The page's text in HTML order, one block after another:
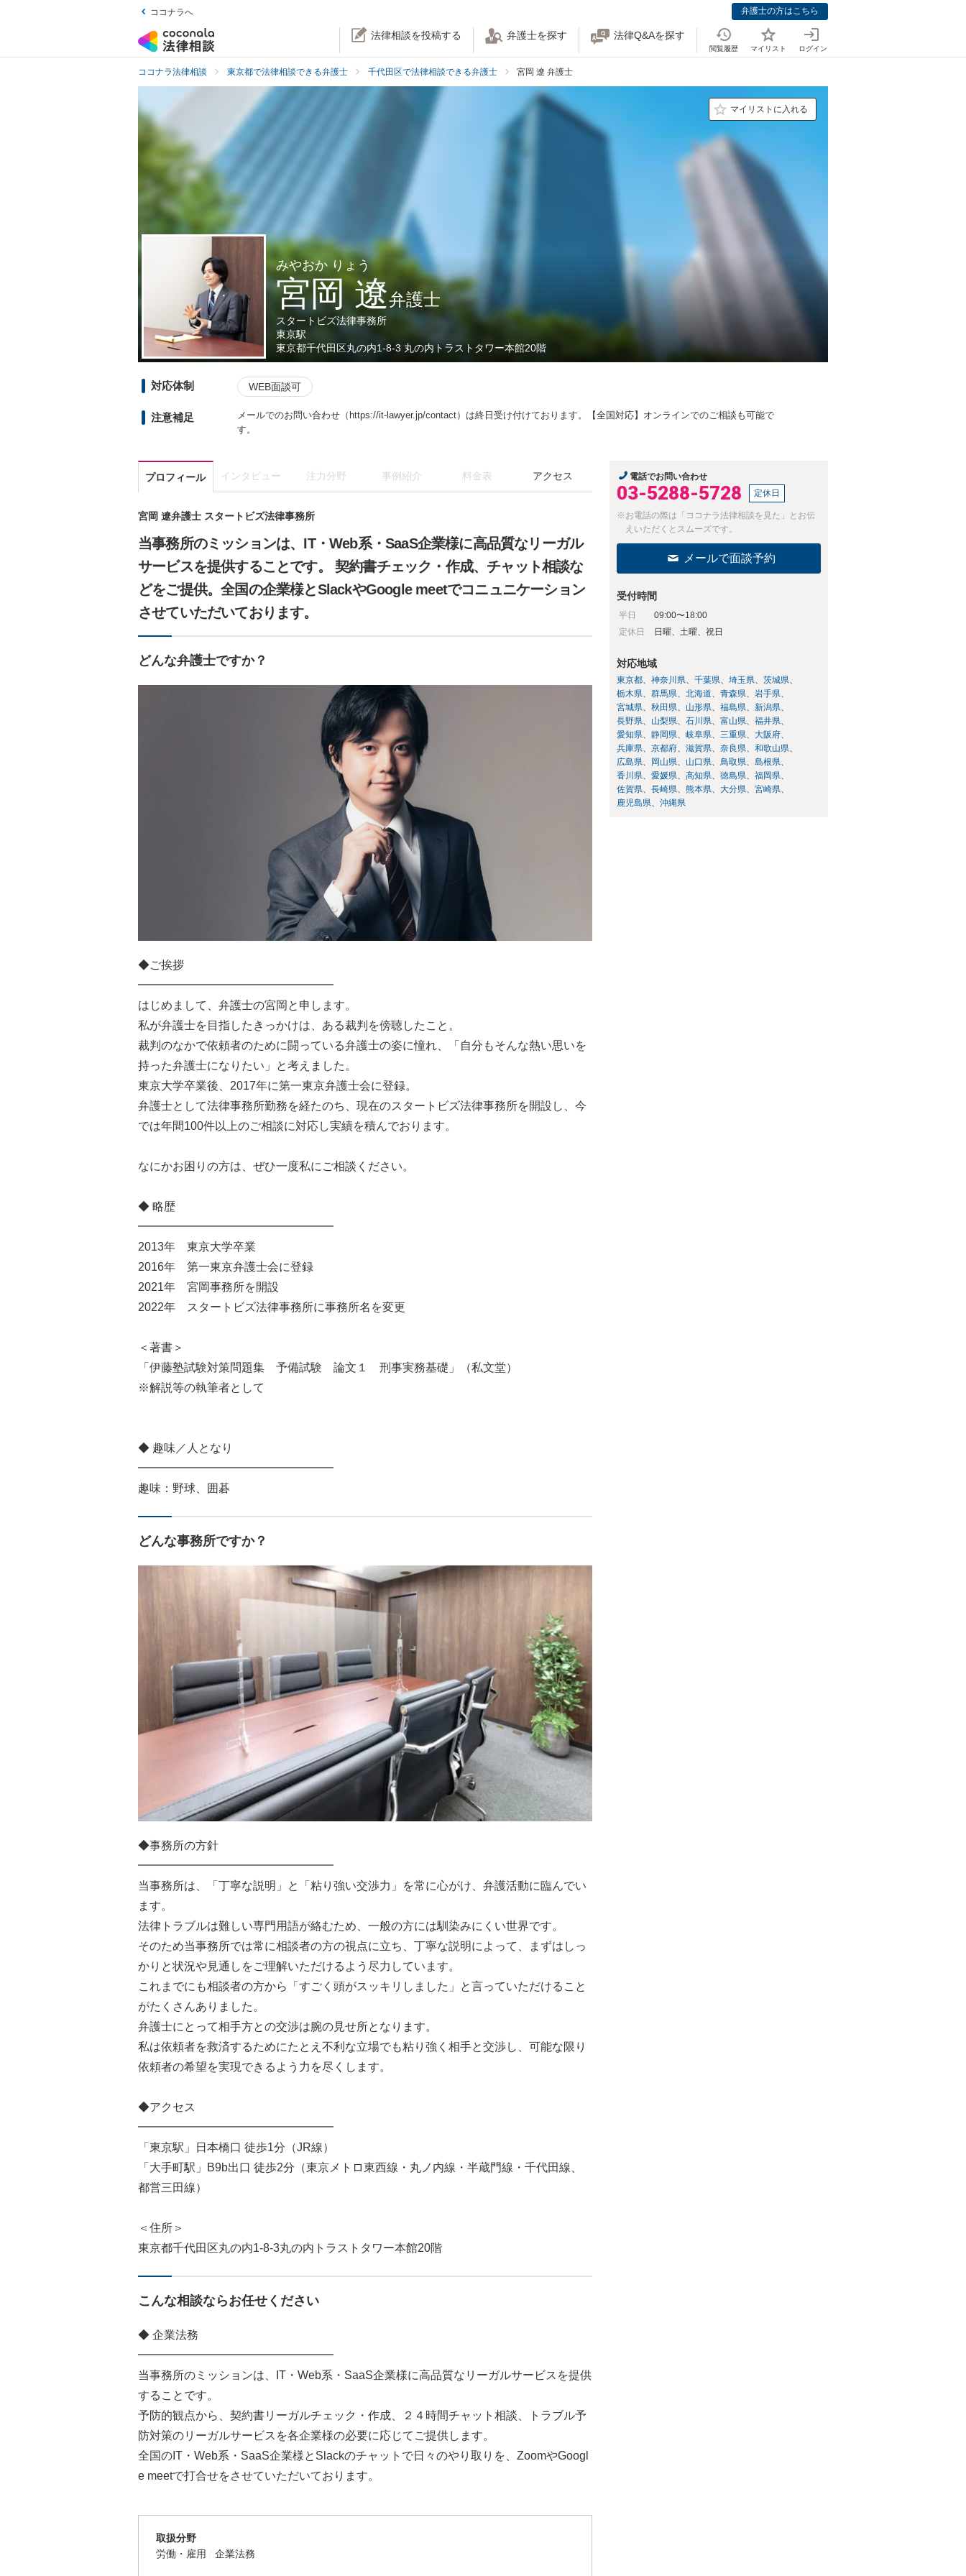
ココナラへ 弁護士の方はこちら
法律相談を投稿する 弁護士を探す 法律Q&Aを探す
閲覧履歴 マイリスト ログイン
ココナラ法律相談 東京都で法律相談できる弁護士 千代田区で法律相談できる弁護士 宮岡 遼 弁護士
マイリストに入れる
みやおか りょう
宮岡 遼弁護士
スタートビズ法律事務所
東京駅
東京都千代田区丸の内1-8-3 丸の内トラストタワー本館20階
対応体制 WEB面談可
注意補足
メールでのお問い合わせ（https://it-lawyer.jp/contact）は終日受け付けております。【全国対応】オンラインでのご相談も可能で
す。
プロフィール インタビュー 注力分野 事例紹介 料金表 アクセス
宮岡 遼弁護士 スタートビズ法律事務所
当事務所のミッションは、IT・Web系・SaaS企業様に高品質なリーガル
サービスを提供することです。 契約書チェック・作成、チャット相談な
どをご提供。全国の企業様とSlackやGoogle meetでコニュニケーション
させていただいております。
どんな弁護士ですか？
◆ご挨拶
━━━━━━━━━━━━━━━━━
はじめまして、弁護士の宮岡と申します。
私が弁護士を目指したきっかけは、ある裁判を傍聴したこと。
裁判のなかで依頼者のために闘っている弁護士の姿に憧れ、「自分もそんな熱い思いを
持った弁護士になりたい」と考えました。
東京大学卒業後、2017年に第一東京弁護士会に登録。
弁護士として法律事務所勤務を経たのち、現在のスタートビズ法律事務所を開設し、今
では年間100件以上のご相談に対応し実績を積んでおります。
なにかお困りの方は、ぜひ一度私にご相談ください。
◆ 略歴
━━━━━━━━━━━━━━━━━
2013年 東京大学卒業
2016年 第一東京弁護士会に登録
2021年 宮岡事務所を開設
2022年 スタートビズ法律事務所に事務所名を変更
＜著書＞
「伊藤塾試験対策問題集 予備試験 論文１ 刑事実務基礎」（私文堂）
※解説等の執筆者として
◆ 趣味／人となり
━━━━━━━━━━━━━━━━━
趣味：野球、囲碁
どんな事務所ですか？
◆事務所の方針
━━━━━━━━━━━━━━━━━
当事務所は、「丁寧な説明」と「粘り強い交渉力」を常に心がけ、弁護活動に臨んでい
ます。
法律トラブルは難しい専門用語が絡むため、一般の方には馴染みにくい世界です。
そのため当事務所では常に相談者の方の視点に立ち、丁寧な説明によって、まずはしっ
かりと状況や見通しをご理解いただけるよう尽力しています。
これまでにも相談者の方から「すごく頭がスッキリしました」と言っていただけること
がたくさんありました。
弁護士にとって相手方との交渉は腕の見せ所となります。
私は依頼者を救済するためにたとえ不利な立場でも粘り強く相手と交渉し、可能な限り
依頼者の希望を実現できるよう力を尽くします。
◆アクセス
━━━━━━━━━━━━━━━━━
「東京駅」日本橋口 徒歩1分（JR線）
「大手町駅」B9b出口 徒歩2分（東京メトロ東西線・丸ノ内線・半蔵門線・千代田線、
都営三田線）
＜住所＞
東京都千代田区丸の内1-8-3丸の内トラストタワー本館20階
こんな相談ならお任せください
◆ 企業法務
━━━━━━━━━━━━━━━━━
当事務所のミッションは、IT・Web系・SaaS企業様に高品質なリーガルサービスを提供
することです。
予防的観点から、契約書リーガルチェック・作成、２４時間チャット相談、トラブル予
防対策のリーガルサービスを各企業様の必要に応じてご提供します。
全国のIT・Web系・SaaS企業様とSlackのチャットで日々のやり取りを、ZoomやGoogl
e meetで打合せをさせていただいております。
取扱分野
労働・雇用
企業法務
電話でお問い合わせ
03-5288-5728 定休日
※お電話の際は「ココナラ法律相談を見た」とお伝
えいただくとスムーズです。
メールで面談予約
受付時間
平日
09:00〜18:00
定休日
日曜、土曜、祝日
対応地域
東京都 神奈川県 千葉県 埼玉県
茨城県
栃木県
群馬県 北海道 青森県
岩手県
宮城県
秋田県 山形県 福島県
新潟県
長野県
山梨県 石川県 富山県
福井県
愛知県
静岡県 岐阜県 三重県
大阪府
兵庫県
京都府 滋賀県 奈良県
和歌山県
広島県
岡山県 山口県 鳥取県
島根県
香川県
愛媛県 高知県 徳島県
福岡県
佐賀県
長崎県 熊本県 大分県
宮崎県
鹿児島県
沖縄県